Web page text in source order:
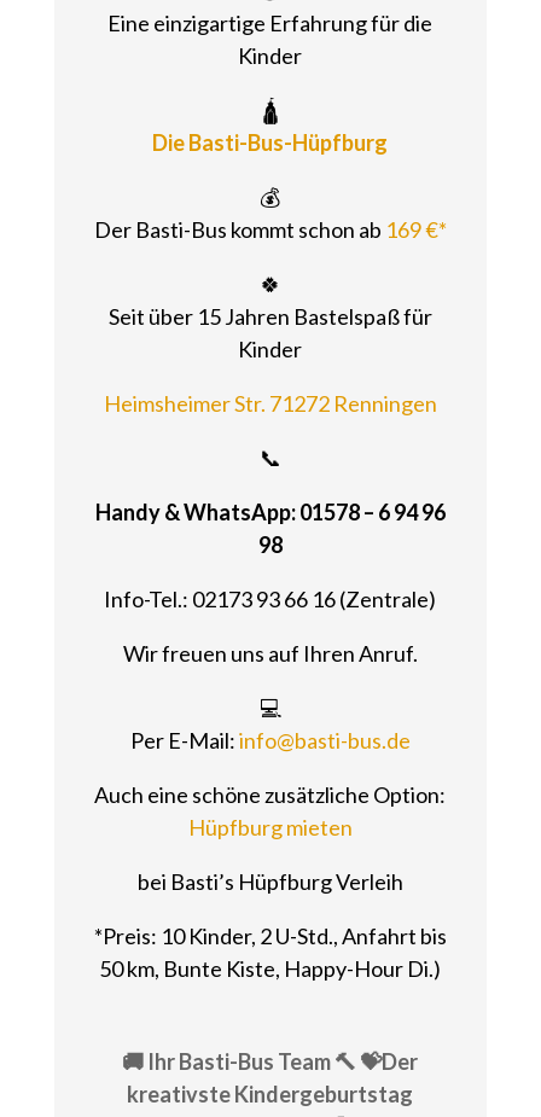
Eine einzigartige Erfahrung für die
Kinder
🛕
Die Basti-Bus-Hüpfburg
💰
Der Basti-Bus kommt schon ab 169 €*
🍀
Seit über 15 Jahren Bastelspaß für
Kinder
Heimsheimer Str. 71272 Renningen
📞
Handy & WhatsApp: 01578 – 6 94 96
98
Info-Tel.: 02173 93 66 16 (Zentrale)
Wir freuen uns auf Ihren Anruf.
💻
Per E-Mail:info@basti-bus.de
Auch eine schöne zusätzliche Option:
Hüpfburg mieten
bei Basti’s Hüpfburg Verleih
*Preis: 10 Kinder, 2 U-Std., Anfahrt bis
50 km, Bunte Kiste, Happy-Hour Di.)
🚚 Ihr Basti-Bus Team 🔨 💝Der
kreativste Kindergeburtstag